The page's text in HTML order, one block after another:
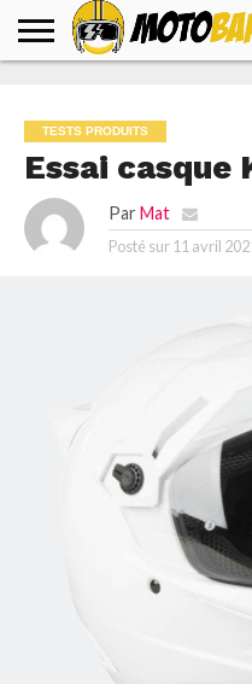
PRODUITS
TESTS PRODUITS
Essai casque
Par Mat
Posté sur 11 avril